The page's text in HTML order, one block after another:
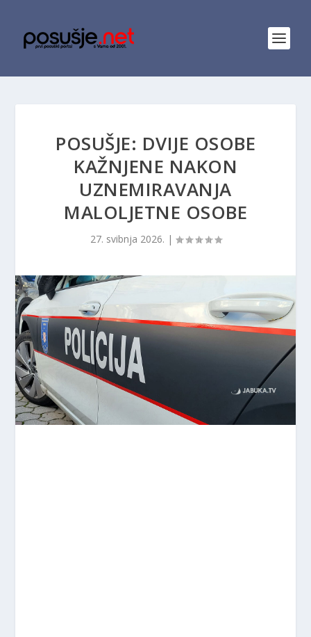
POSUŠJE: DVIJE OSOBE
KAŽNJENE NAKON
UZNEMIRAVANJA
MALOLJETNE OSOBE
27. svibnja 2026. |